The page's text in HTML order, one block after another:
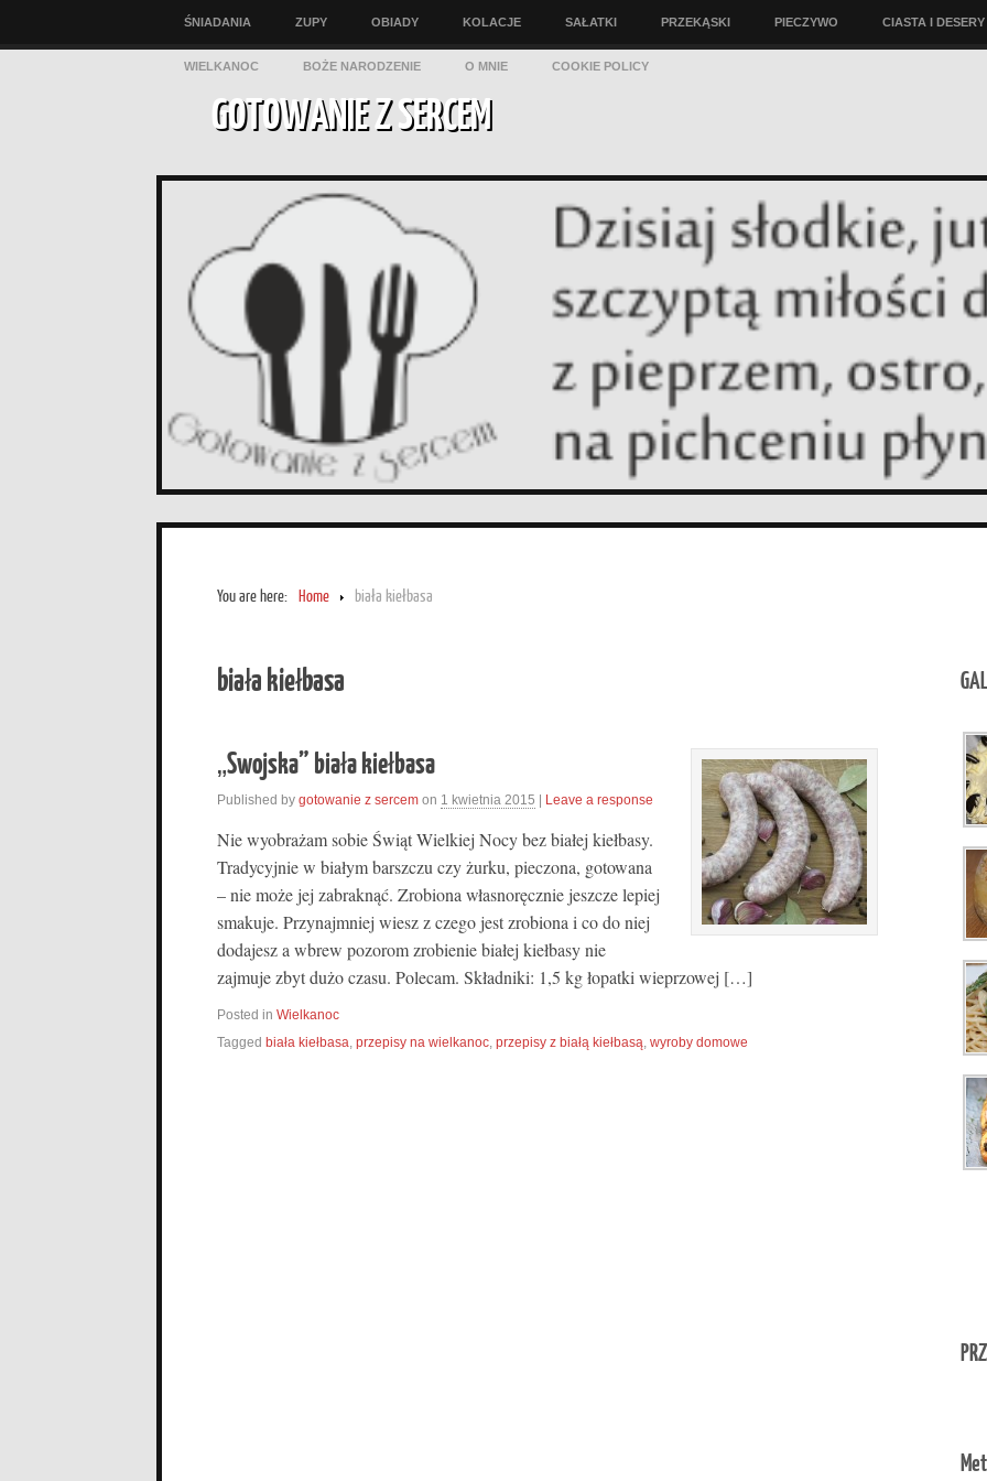
ŚNIADANIA ZUPY OBIADY KOLACJE SAŁATKI PRZEKĄSKI PIECZYWO CIASTA I DESERY
WIELKANOC BOŻE NARODZENIE O MNIE COOKIE POLICY
GOTOWANIE Z SERCEM
You are here: Home biała kiełbasa
biała kiełbasa
„Swojska” biała kiełbasa
Published by gotowanie z sercem on 1 kwietnia 2015 | Leave a response
Nie wyobrażam sobie Świąt Wielkiej Nocy bez białej kiełbasy.
Tradycyjnie w białym barszczu czy żurku, pieczona, gotowana
– nie może jej zabraknąć. Zrobiona własnoręcznie jeszcze lepiej
smakuje. Przynajmniej wiesz z czego jest zrobiona i co do niej
dodajesz a wbrew pozorom zrobienie białej kiełbasy nie
zajmuje zbyt dużo czasu. Polecam. Składniki: 1,5 kg łopatki wieprzowej […]
Posted in Wielkanoc
Tagged biała kiełbasa przepisy na wielkanoc przepisy z białą kiełbasą wyroby domowe